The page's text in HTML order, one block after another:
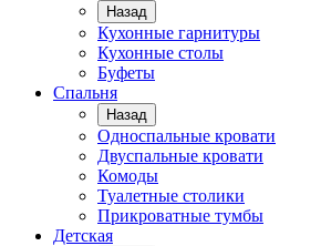
Назад
Кухонные гарнитуры
Кухонные столы
Буфеты
Спальня
Назад
Односпальные кровати
Двуспальные кровати
Комоды
Туалетные столики
Прикроватные тумбы
Детская